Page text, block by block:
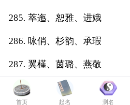
285. 萃迤、恕雅、进娥
286. 咏俏、杉韵、承瑕
287. 翼槿、茵璐、燕敬
288. 必蔓、珑恰、莘惠
首页 起名 测名